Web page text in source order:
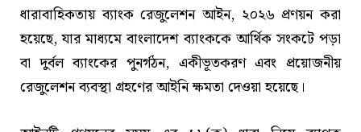
ধারাবাহিকতায় ব্যাংক রেজুলেশন আইন, ২০২৬ প্রণয়ন করা
হয়েছে, যার মাধ্যমে বাংলাদেশ ব্যাংককে আর্থিক সংকটে পড়া
বা দুর্বল ব্যাংকের পুনর্গঠন, একীভূতকরণ এবং প্রয়োজনীয়
রেজুলেশন ব্যবস্থা গ্রহণের আইনি ক্ষমতা দেওয়া হয়েছে।